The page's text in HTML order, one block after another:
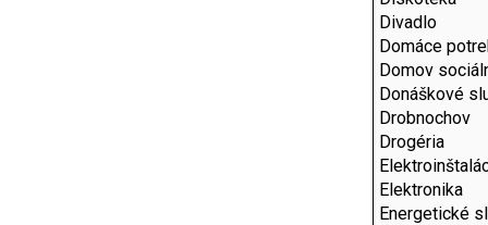
Divadlo
Domáce
Domov
Donáškové
Drobnochov
Drogéria
Elektronika
Energetické